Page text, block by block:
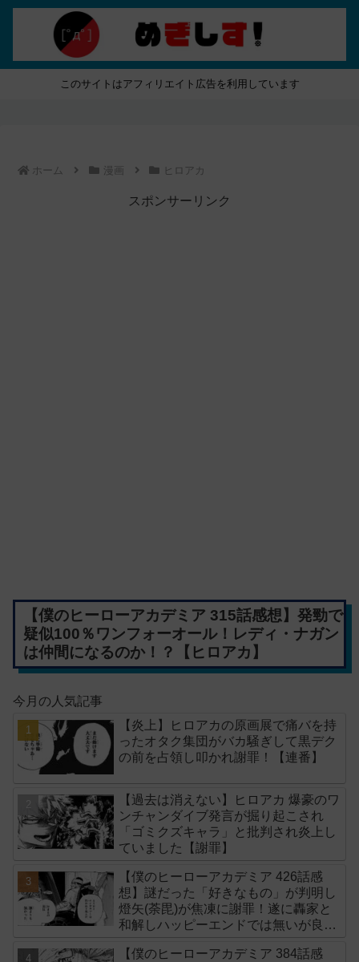
このサイトはアフィリエイト広告を利用しています
ホーム 漫画 ヒロアカ
スポンサーリンク
【僕のヒーローアカデミア 315話感想】発勁で
疑似100％ワンフォーオール！レディ・ナガン
は仲間になるのか！？【ヒロアカ】
今月の人気記事
【炎上】ヒロアカの原画展で痛バを持
ったオタク集団がバカ騒ぎして黒デク
の前を占領し叩かれ謝罪！【連番】
【過去は消えない】ヒロアカ 爆豪のワ
ンチャンダイブ発言が掘り起こされ
「ゴミクズキャラ」と批判され炎上し
ていました【謝罪】
【僕のヒーローアカデミア 426話感
想】謎だった「好きなもの」が判明し
燈矢(荼毘)が焦凍に謝罪！遂に轟家と
和解しハッピーエンドでは無いが良い
【僕のヒーローアカデミア 384話感